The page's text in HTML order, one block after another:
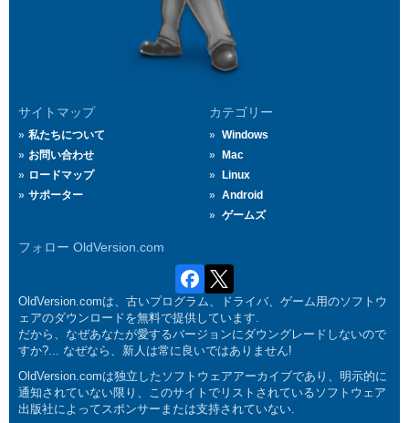
サイトマップ
私たちについて
お問い合わせ
ロードマップ
サポーター
カテゴリー
Windows
Mac
Linux
Android
ゲームズ
フォロー OldVersion.com
OldVersion.comは、古いプログラム、ドライバ、ゲーム用のソフトウ
ェアのダウンロードを無料で提供しています.
だから、なぜあなたが愛するバージョンにダウングレードしないので
すか?... なぜなら、新人は常に良いではありません!
OldVersion.comは独立したソフトウェアアーカイブであり、明示的に
通知されていない限り、このサイトでリストされているソフトウェア
出版社によってスポンサーまたは支持されていない.